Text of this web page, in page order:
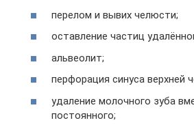
перелом и вывих челюсти;
оставление частиц
альвеолит;
перфорация синуса верхней
удаление молочного зуба
постоянного;